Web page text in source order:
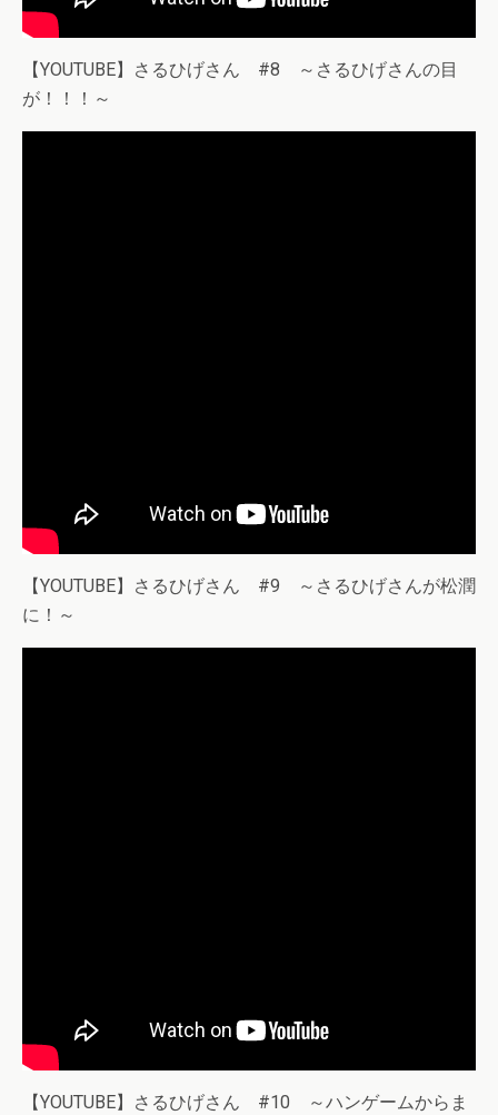
【YOUTUBE】さるひげさん #8 ～さるひげさんの目
が！！！～
【YOUTUBE】さるひげさん #9 ～さるひげさんが松潤
に！～
【YOUTUBE】さるひげさん #10 ～ハンゲームからま